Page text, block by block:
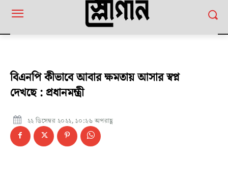
বিএনপি কীভাবে আবার ক্ষমতায় আসার স্বপ্ন
দেখছে : প্রধানমন্ত্রী
২২ ডিসেম্বর ২০২২, ১০:২৬ অপরাহ্ণ